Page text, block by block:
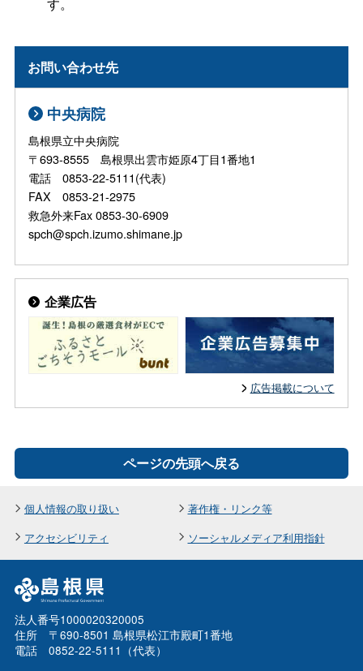
す。
お問い合わせ先
中央病院
島根県立中央病院
〒693-8555 島根県出雲市姫原4丁目1番地1
電話 0853-22-5111(代表)
FAX 0853-21-2975
救急外来Fax 0853-30-6909
spch@spch.izumo.shimane.jp
企業広告
広告掲載について
ページの先頭へ戻る
個人情報の取り扱い
著作権・リンク等
アクセシビリティ
ソーシャルメディア利用指針
法人番号1000020320005
住所 〒690-8501 島根県松江市殿町1番地
電話 0852-22-5111（代表）